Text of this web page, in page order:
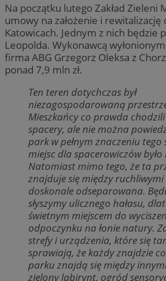
Na początku lutego Zakład Zieleni
umowy na założenie i
Katowicach. Jednym z nich będzie
Leopolda. Wykonawcą
firma ABG Grzegorz Oleksa z
ponad 7,9 mln zł.
Ten teren dotychczas był
niezagospodarowaną
Mieszkańcy co prawda
spacery, ale nie można
park w pełnym znaczeniu tego
miejsc dla spacerowiczów
Natomiast mimo tego, że ta
znajduje się między
doskonale odseparowana.
słyszymy ulicznego hałasu,
świetnym miejscem do
odpoczynku na łonie natury.
strefy i urządzenia, które się
sprawiają, że każdy znajdzie
parku znajdą się między
zielony labirynt, ogród